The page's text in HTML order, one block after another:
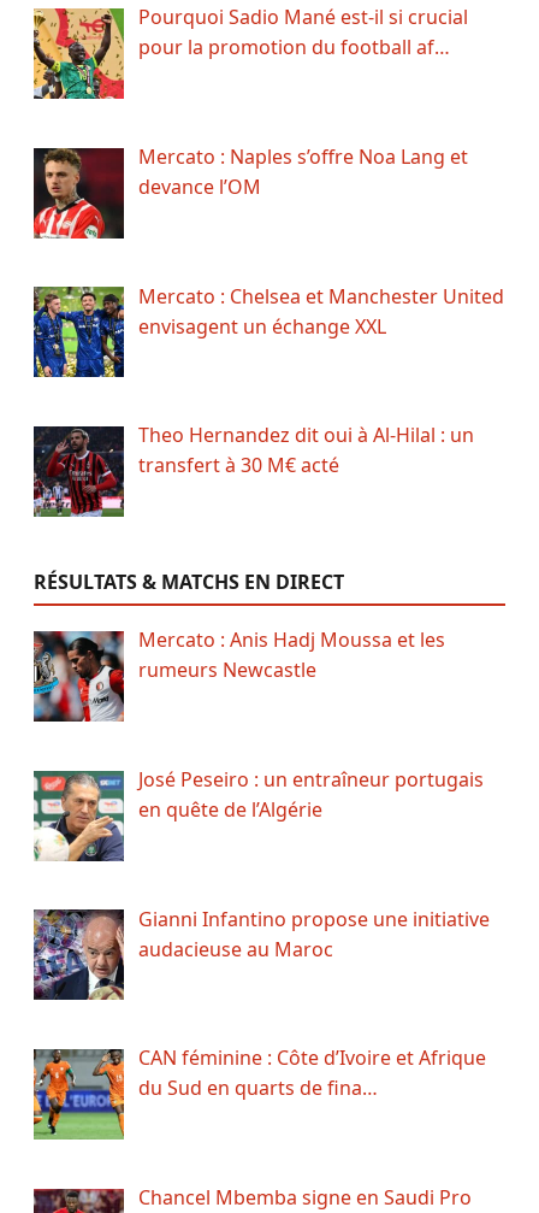
Pourquoi Sadio Mané est-il si crucial
pour la promotion du football af…
Mercato : Naples s’offre Noa Lang et
devance l’OM
Mercato : Chelsea et Manchester United
envisagent un échange XXL
Theo Hernandez dit oui à Al-Hilal : un
transfert à 30 M€ acté
RÉSULTATS & MATCHS EN DIRECT
Mercato : Anis Hadj Moussa et les
rumeurs Newcastle
José Peseiro : un entraîneur portugais
en quête de l’Algérie
Gianni Infantino propose une initiative
audacieuse au Maroc
CAN féminine : Côte d’Ivoire et Afrique
du Sud en quarts de fina…
Chancel Mbemba signe en Saudi Pro